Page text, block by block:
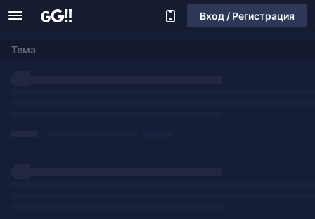
Вход / Регистрация
Тема